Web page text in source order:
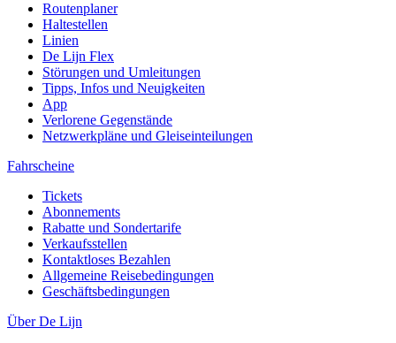
Routenplaner
Haltestellen
Linien
De Lijn Flex
Störungen und Umleitungen
Tipps, Infos und Neuigkeiten
App
Verlorene Gegenstände
Netzwerkpläne und Gleiseinteilungen
Fahrscheine
Tickets
Abonnements
Rabatte und Sondertarife
Verkaufsstellen
Kontaktloses Bezahlen
Allgemeine Reisebedingungen
Geschäftsbedingungen
Über De Lijn